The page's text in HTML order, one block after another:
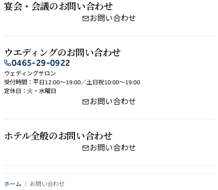
宴会・会議の​お問い​合わせ
お問い合わせ
ウエディングの​お問い​合わせ
0465-29-0922
ウェディングサロン
受付時間：平日12:00～19:00／土日祝10:00～19:00
定休日：火・水曜日
お問い合わせ
ホテル全般の​お問い​合わせ
お問い合わせ
ホーム お問い合わせ